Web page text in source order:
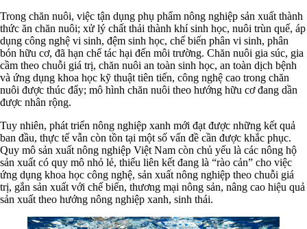
Trong chăn nuôi, việc tận dụng phụ phẩm nông nghiệp sản xuất thành
thức ăn chăn nuôi; xử lý chất thải thành khí sinh học, nuôi trùn quế, áp
dụng công nghệ vi sinh, đệm sinh học, chế biến phân vi sinh, phân
bón hữu cơ, đã hạn chế tác hại đến môi trường. Chăn nuôi gia súc, gia
cầm theo chuỗi giá trị, chăn nuôi an toàn sinh học, an toàn dịch bệnh
và ứng dụng khoa học kỹ thuật tiên tiến, công nghệ cao trong chăn
nuôi được thúc đẩy; mô hình chăn nuôi theo hướng hữu cơ đang dần
được nhân rộng.
Tuy nhiên, phát triển nông nghiệp xanh mới đạt được những kết quả
ban đầu, thực tế vẫn còn tồn tại một số vấn đề cần được khắc phục.
Quy mô sản xuất nông nghiệp Việt Nam còn chủ yếu là các nông hộ
sản xuất có quy mô nhỏ lẻ, thiếu liên kết đang là “rào cản” cho việc
ứng dụng khoa học công nghệ, sản xuất nông nghiệp theo chuỗi giá
trị, gắn sản xuất với chế biến, thương mại nông sản, nâng cao hiệu quả
sản xuất theo hướng nông nghiệp xanh, sinh thái.